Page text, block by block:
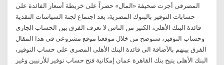
المصرفى أجرت صحيفة «المال» حصراً على خريطة أسعار الفائدة على
حسابات التوفير بالبنوك المصرية، بعد اجتماع لجنة السياسات النقدية
فائدة البنك الأهلى، الكثير من الناس لا تعرف الفرق بين الحساب الجارى
وحساب التوفير، سنوضح من خلال موقعنا موقع مشروعى فى هذا المقال
الفرق بينهم بالأضافة الى فائدة البنك الأهلى المصرى على حساب التوفير،
البنك الأهلى يتيح بنك القاهرة عمان إمكانية فتح حساب توفير للأرنيين وغير